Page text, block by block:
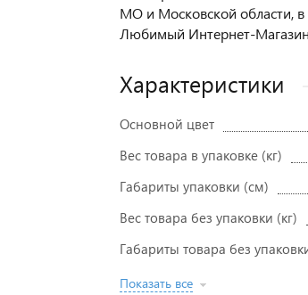
МО и Московской области,
Любимый Интернет-
Характеристики
Основной цвет
Вес товара в упаковке (кг)
Габариты упаковки (см)
Вес товара без упаковки (кг)
Габариты товара без
Показать все